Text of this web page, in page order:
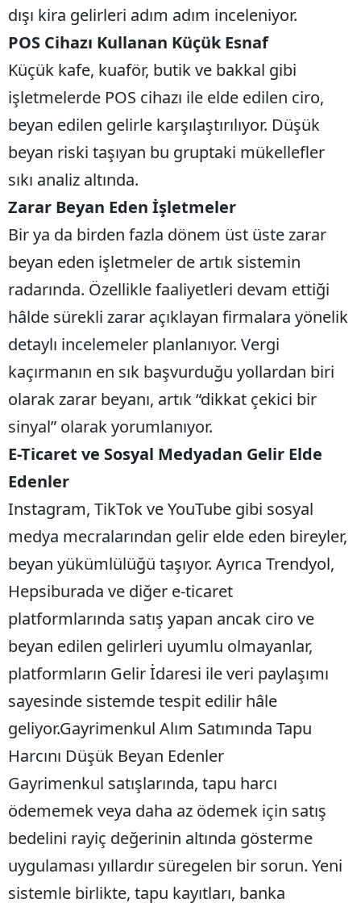
dışı kira gelirleri adım adım inceleniyor.
POS Cihazı Kullanan Küçük Esnaf
Küçük kafe, kuaför, butik ve bakkal gibi
işletmelerde POS cihazı ile elde edilen ciro,
beyan edilen gelirle karşılaştırılıyor. Düşük
beyan riski taşıyan bu gruptaki mükellefler
sıkı analiz altında.
Zarar Beyan Eden İşletmeler
Bir ya da birden fazla dönem üst üste zarar
beyan eden işletmeler de artık sistemin
radarında. Özellikle faaliyetleri devam ettiği
hâlde sürekli zarar açıklayan firmalara yönelik
detaylı incelemeler planlanıyor. Vergi
kaçırmanın en sık başvurduğu yollardan biri
olarak zarar beyanı, artık “dikkat çekici bir
sinyal” olarak yorumlanıyor.
E-Ticaret ve Sosyal Medyadan Gelir Elde
Edenler
Instagram, TikTok ve YouTube gibi sosyal
medya mecralarından gelir elde eden bireyler,
beyan yükümlülüğü taşıyor. Ayrıca Trendyol,
Hepsiburada ve diğer e-ticaret
platformlarında satış yapan ancak ciro ve
beyan edilen gelirleri uyumlu olmayanlar,
platformların Gelir İdaresi ile veri paylaşımı
sayesinde sistemde tespit edilir hâle
geliyor.Gayrimenkul Alım Satımında Tapu
Harcını Düşük Beyan Edenler
Gayrimenkul satışlarında, tapu harcı
ödememek veya daha az ödemek için satış
bedelini rayiç değerinin altında gösterme
uygulaması yıllardır süregelen bir sorun. Yeni
sistemle birlikte, tapu kayıtları, banka